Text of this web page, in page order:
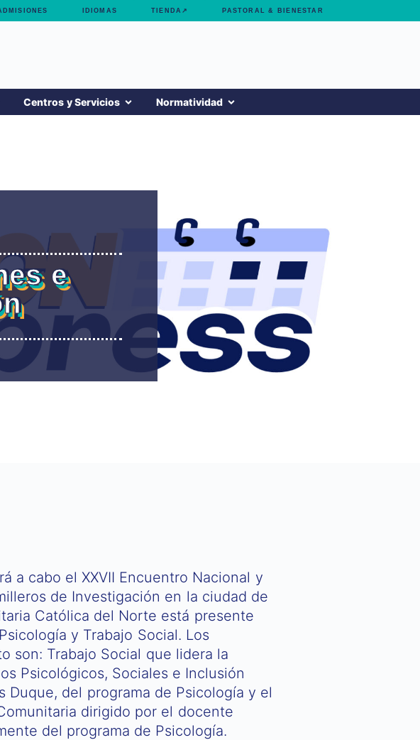
IDIOMAS TIENDA↗ PASTORAL & BIENESTAR
Centros y Servicios Normatividad
e
a cabo el XXVII Encuentro Nacional y
de Investigación en la ciudad de
Católica del Norte está presente
y Trabajo Social. Los
son: Trabajo Social que lidera la
Psicológicos, Sociales e Inclusión
del programa de Psicología y el
dirigido por el docente
del programa de Psicología.